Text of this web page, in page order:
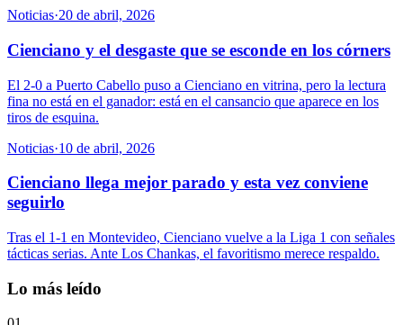
Noticias·20 de abril, 2026
Cienciano y el desgaste que se esconde en los córners
El 2-0 a Puerto Cabello puso a Cienciano en vitrina, pero la lectura
fina no está en el ganador: está en el cansancio que aparece en los
tiros de esquina.
Noticias·10 de abril, 2026
Cienciano llega mejor parado y esta vez conviene
seguirlo
Tras el 1-1 en Montevideo, Cienciano vuelve a la Liga 1 con señales
tácticas serias. Ante Los Chankas, el favoritismo merece respaldo.
Lo más leído